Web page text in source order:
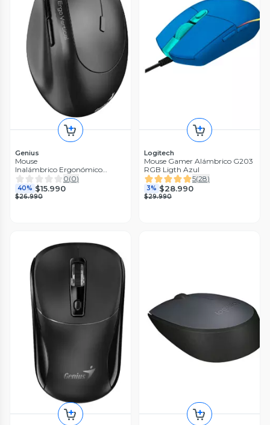
Genius
Mouse
Inalámbrico Ergonómico
Copilot Ergo-8350S
0(0)
40% $15.990
$26.990
Logitech
Mouse Gamer Alámbrico G203
RGB Ligth Azul
5(28)
3% $28.990
$29.990